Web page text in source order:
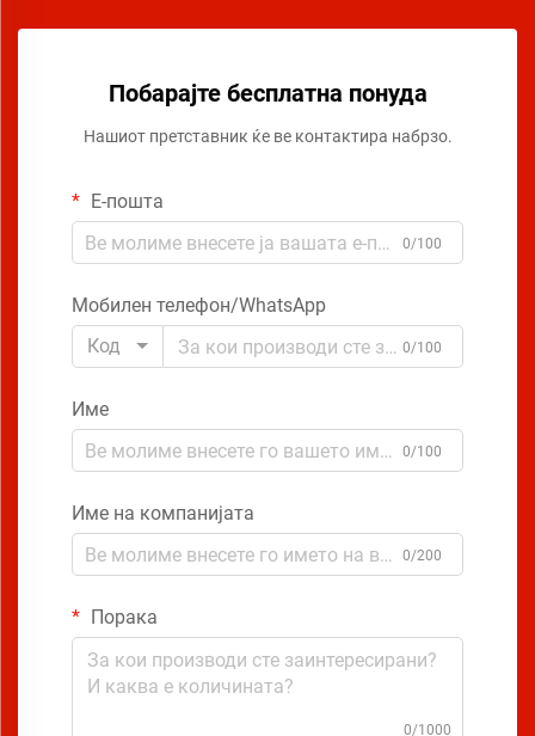
Побарајте бесплатна понуда
Нашиот претставник ќе ве контактира набрзо.
Е-пошта
0/100
Мобилен телефон/WhatsApp
Код
0/100
Име
0/100
Име на компанијата
0/200
Порака
0/1000